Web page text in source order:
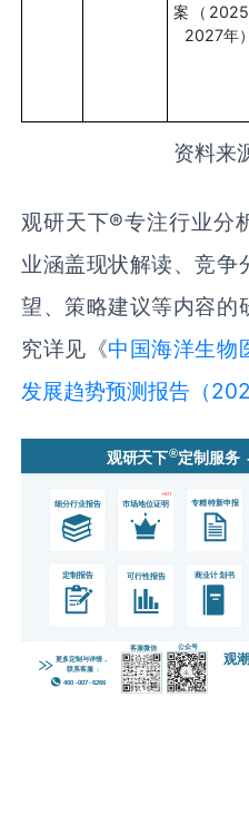
案（
2027年）
资料来
观研天下®专注行业分
业涵盖现状解读、竞争
望、策略建议等内容的
究详见《中国海洋生物
发展趋势预测报告（